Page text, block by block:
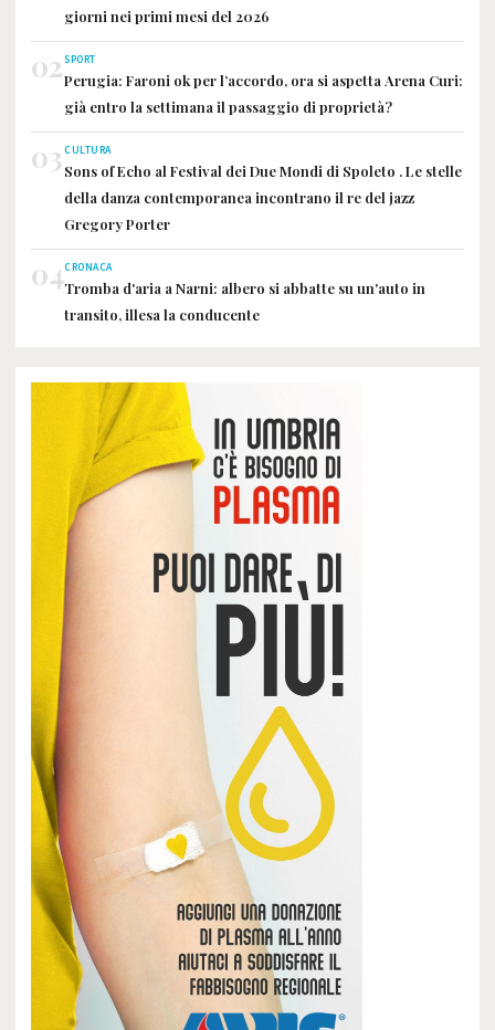
giorni nei primi mesi del 2026
02SPORT
Perugia: Faroni ok per l’accordo, ora si aspetta Arena Curi:
già entro la settimana il passaggio di proprietà?
03CULTURA
Sons of Echo al Festival dei Due Mondi di Spoleto . Le stelle
della danza contemporanea incontrano il re del jazz
Gregory Porter
04CRONACA
Tromba d'aria a Narni: albero si abbatte su un'auto in
transito, illesa la conducente